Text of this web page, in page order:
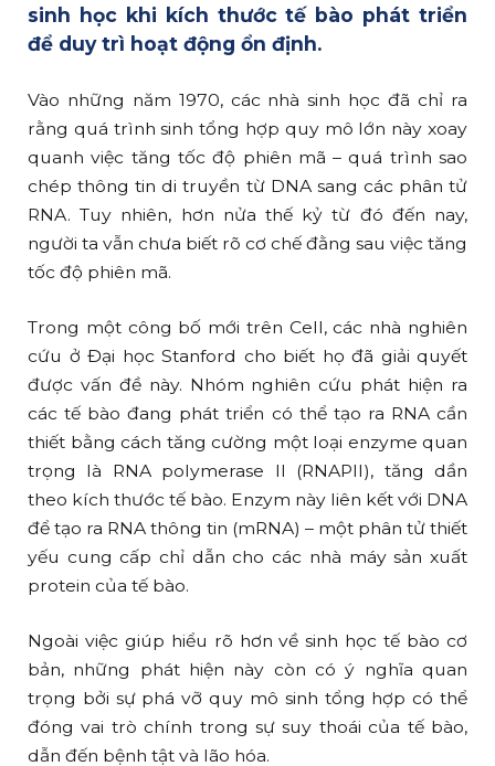
sinh học khi kích thước tế bào phát triển
để duy trì hoạt động ổn định.
Vào những năm 1970, các nhà sinh học đã chỉ ra
rằng quá trình sinh tổng hợp quy mô lớn này xoay
quanh việc tăng tốc độ phiên mã – quá trình sao
chép thông tin di truyền từ DNA sang các phân tử
RNA. Tuy nhiên, hơn nửa thế kỷ từ đó đến nay,
người ta vẫn chưa biết rõ cơ chế đằng sau việc tăng
tốc độ phiên mã.
Trong một công bố mới trên Cell, các nhà nghiên
cứu ở Đại học Stanford cho biết họ đã giải quyết
được vấn đề này. Nhóm nghiên cứu phát hiện ra
các tế bào đang phát triển có thể tạo ra RNA cần
thiết bằng cách tăng cường một loại enzyme quan
trọng là RNA polymerase II (RNAPII), tăng dần
theo kích thước tế bào. Enzym này liên kết với DNA
để tạo ra RNA thông tin (mRNA) – một phân tử thiết
yếu cung cấp chỉ dẫn cho các nhà máy sản xuất
protein của tế bào.
Ngoài việc giúp hiểu rõ hơn về sinh học tế bào cơ
bản, những phát hiện này còn có ý nghĩa quan
trọng bởi sự phá vỡ quy mô sinh tổng hợp có thể
đóng vai trò chính trong sự suy thoái của tế bào,
dẫn đến bệnh tật và lão hóa.